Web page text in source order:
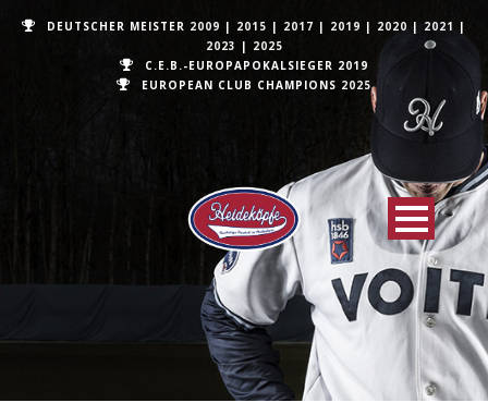
DEUTSCHER MEISTER 2009 | 2015 | 2017 | 2019 | 2020 | 2021 |
2023 | 2025
C.E.B.-EUROPAPOKALSIEGER 2019
EUROPEAN CLUB CHAMPIONS 2025